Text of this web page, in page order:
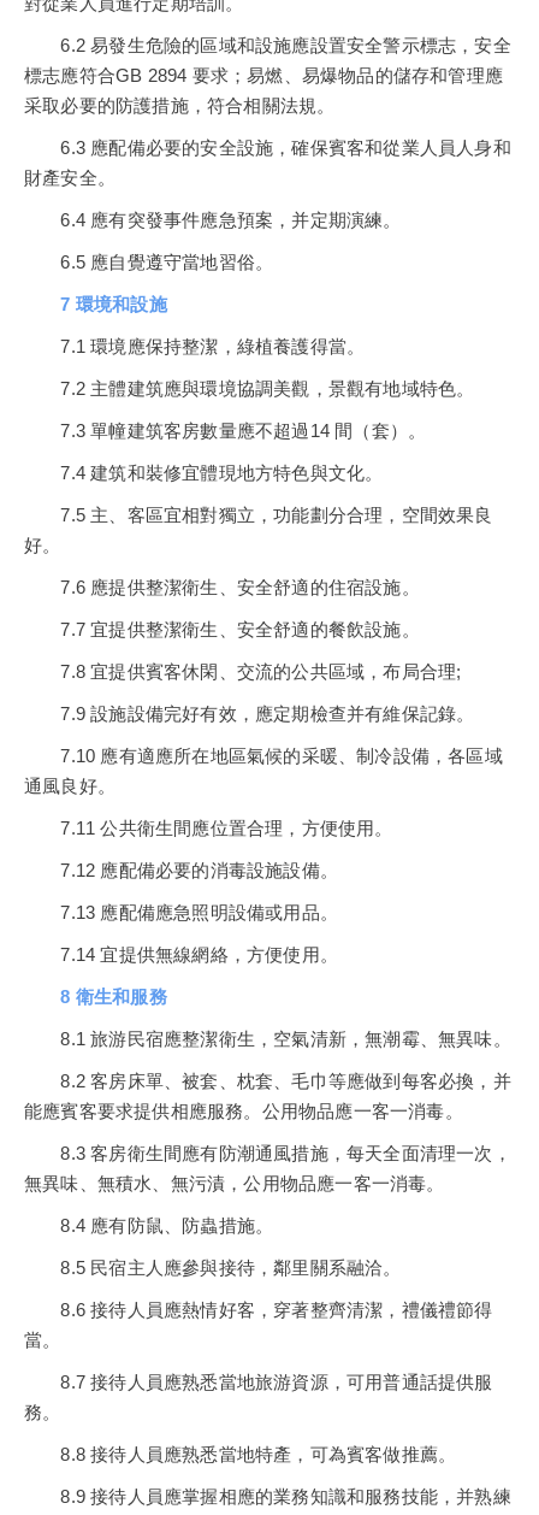
6.2 易發生危險的區域和設施應設置安全警示標志，安全
標志應符合GB 2894 要求；易燃、易爆物品的儲存和管理應
采取必要的防護措施，符合相關法規。
6.3 應配備必要的安全設施，確保賓客和從業人員人身和
財產安全。
6.4 應有突發事件應急預案，并定期演練。
6.5 應自覺遵守當地習俗。
7 環境和設施
7.1 環境應保持整潔，綠植養護得當。
7.2 主體建筑應與環境協調美觀，景觀有地域特色。
7.3 單幢建筑客房數量應不超過14 間（套）。
7.4 建筑和裝修宜體現地方特色與文化。
7.5 主、客區宜相對獨立，功能劃分合理，空間效果良
好。
7.6 應提供整潔衛生、安全舒適的住宿設施。
7.7 宜提供整潔衛生、安全舒適的餐飲設施。
7.8 宜提供賓客休閑、交流的公共區域，布局合理;
7.9 設施設備完好有效，應定期檢查并有維保記錄。
7.10 應有適應所在地區氣候的采暖、制冷設備，各區域
通風良好。
7.11 公共衛生間應位置合理，方便使用。
7.12 應配備必要的消毒設施設備。
7.13 應配備應急照明設備或用品。
7.14 宜提供無線網絡，方便使用。
8 衛生和服務
8.1 旅游民宿應整潔衛生，空氣清新，無潮霉、無異味。
8.2 客房床單、被套、枕套、毛巾等應做到每客必換，并
能應賓客要求提供相應服務。公用物品應一客一消毒。
8.3 客房衛生間應有防潮通風措施，每天全面清理一次，
無異味、無積水、無污漬，公用物品應一客一消毒。
8.4 應有防鼠、防蟲措施。
8.5 民宿主人應參與接待，鄰里關系融洽。
8.6 接待人員應熱情好客，穿著整齊清潔，禮儀禮節得
當。
8.7 接待人員應熟悉當地旅游資源，可用普通話提供服
務。
8.8 接待人員應熟悉當地特產，可為賓客做推薦。
8.9 接待人員應掌握相應的業務知識和服務技能，并熟練